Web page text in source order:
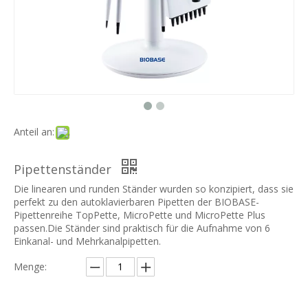
Anteil an:
Pipettenständer
Die linearen und runden Ständer wurden so konzipiert, dass sie
perfekt zu den autoklavierbaren Pipetten der BIOBASE-
Pipettenreihe TopPette, MicroPette und MicroPette Plus
passen.Die Ständer sind praktisch für die Aufnahme von 6
Einkanal- und Mehrkanalpipetten.
Menge: